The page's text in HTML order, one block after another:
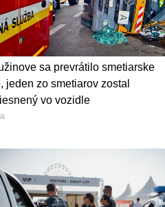
sa prevrátilo smetiarske
jeden zo smetiarov zostal
vo vozidle